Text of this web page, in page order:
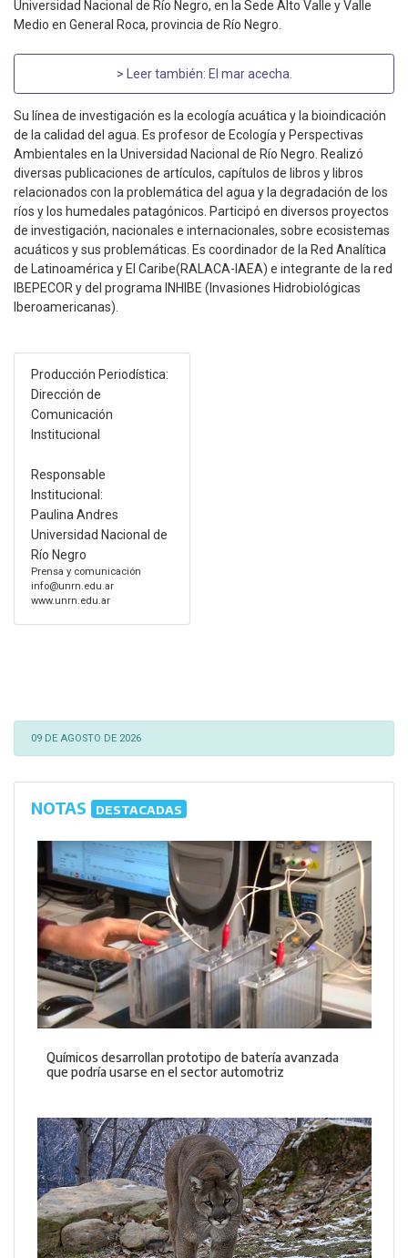
Universidad Nacional de Río Negro, en la Sede Alto Valle y Valle
Medio en General Roca, provincia de Río Negro.
> Leer también: El mar acecha
Su línea de investigación es la ecología acuática y la bioindicación
de la calidad del agua. Es profesor de Ecología y Perspectivas
Ambientales en la Universidad Nacional de Río Negro. Realizó
diversas publicaciones de artículos, capítulos de libros y libros
relacionados con la problemática del agua y la degradación de los
ríos y los humedales patagónicos. Participó en diversos proyectos
de investigación, nacionales e internacionales, sobre ecosistemas
acuáticos y sus problemáticas. Es coordinador de la Red Analítica
de Latinoamérica y El Caribe(RALACA-IAEA) e integrante de la red
IBEPECOR y del programa INHIBE (Invasiones Hidrobiológicas
Iberoamericanas).
Producción Periodística:
Dirección de
Comunicación
Institucional
Responsable
Institucional:
Paulina Andres
Universidad Nacional de
Río Negro
Prensa y comunicación
info@unrn.edu.ar
www.unrn.edu.ar
09 DE AGOSTO DE 2026
NOTAS DESTACADAS
Químicos desarrollan prototipo de batería avanzada
que podría usarse en el sector automotriz